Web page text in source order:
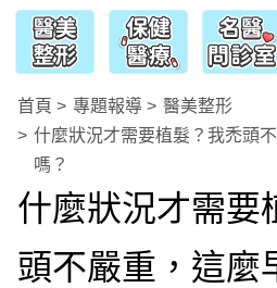
首頁 專題報導
醫美整形
什麼狀況才需要植髮？我禿頭
嗎？
什麼狀況才需要
頭不嚴重，這麼